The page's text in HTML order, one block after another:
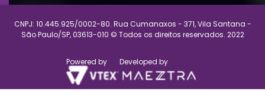
CNPJ: 10.445.925/0002-80. Rua Cumanaxos - 371, Vila Santana -
São Paulo/SP, 03613-010 © Todos os direitos reservados. 2022
Powered by Developed by